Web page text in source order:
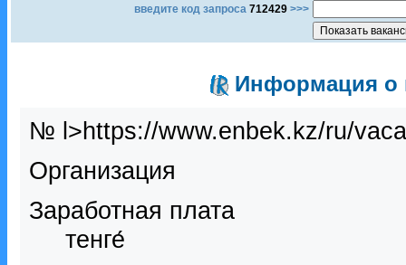
введите код запроса 712429 >>>
Информация о
№ l>https://www.enbek.kz/ru/
Организация
Заработная плата
тенге́